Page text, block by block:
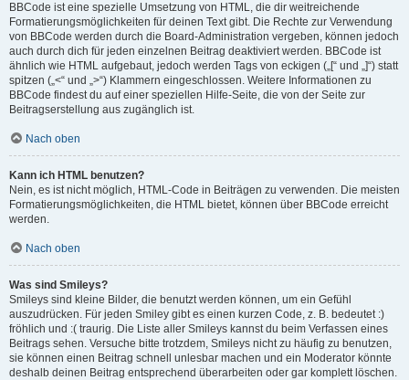
BBCode ist eine spezielle Umsetzung von HTML, die dir weitreichende
Formatierungsmöglichkeiten für deinen Text gibt. Die Rechte zur Verwendung
von BBCode werden durch die Board-Administration vergeben, können jedoch
auch durch dich für jeden einzelnen Beitrag deaktiviert werden. BBCode ist
ähnlich wie HTML aufgebaut, jedoch werden Tags von eckigen („[“ und „]“) statt
spitzen („<“ und „>“) Klammern eingeschlossen. Weitere Informationen zu
BBCode findest du auf einer speziellen Hilfe-Seite, die von der Seite zur
Beitragserstellung aus zugänglich ist.
Nach oben
Kann ich HTML benutzen?
Nein, es ist nicht möglich, HTML-Code in Beiträgen zu verwenden. Die meisten
Formatierungsmöglichkeiten, die HTML bietet, können über BBCode erreicht
werden.
Nach oben
Was sind Smileys?
Smileys sind kleine Bilder, die benutzt werden können, um ein Gefühl
auszudrücken. Für jeden Smiley gibt es einen kurzen Code, z. B. bedeutet :)
fröhlich und :( traurig. Die Liste aller Smileys kannst du beim Verfassen eines
Beitrags sehen. Versuche bitte trotzdem, Smileys nicht zu häufig zu benutzen,
sie können einen Beitrag schnell unlesbar machen und ein Moderator könnte
deshalb deinen Beitrag entsprechend überarbeiten oder gar komplett löschen.